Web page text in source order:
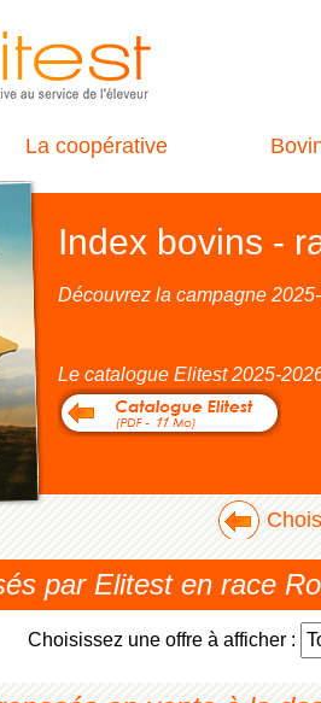
La coopérative
Index bovins -
Découvrez la campagne
Le catalogue Elitest 2025-
par Elitest en race
Choisissez une offre à afficher :